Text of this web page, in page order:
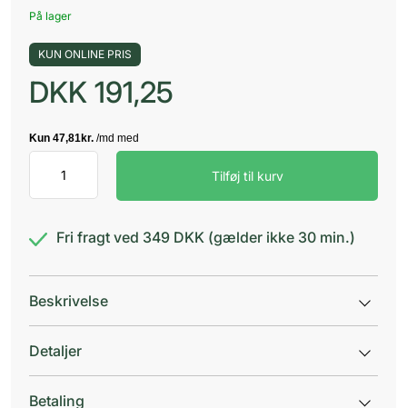
På lager
KUN ONLINE PRIS
DKK 191,25
Collagen
antal
Tilføj til kurv
Fri fragt ved 349 DKK (gælder ikke 30 min.)
Beskrivelse
Detaljer
Betaling